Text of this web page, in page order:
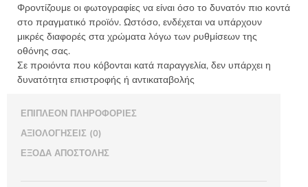
ποσότητα
Φροντίζουμε οι φωτογραφίες να είναι όσο το δυνατόν πιο κοντά
στο πραγματικό προϊόν. Ωστόσο, ενδέχεται να υπάρχουν
μικρές διαφορές στα χρώματα λόγω των ρυθμίσεων της
οθόνης σας.
Σε προιόντα που κόβονται κατά παραγγελία, δεν υπάρχει η
δυνατότητα επιστροφής ή αντικαταβολής
ΕΠΙΠΛΈΟΝ ΠΛΗΡΟΦΟΡΊΕΣ
ΑΞΙΟΛΟΓΉΣΕΙΣ (0)
ΈΞΟΔΑ ΑΠΟΣΤΟΛΉΣ